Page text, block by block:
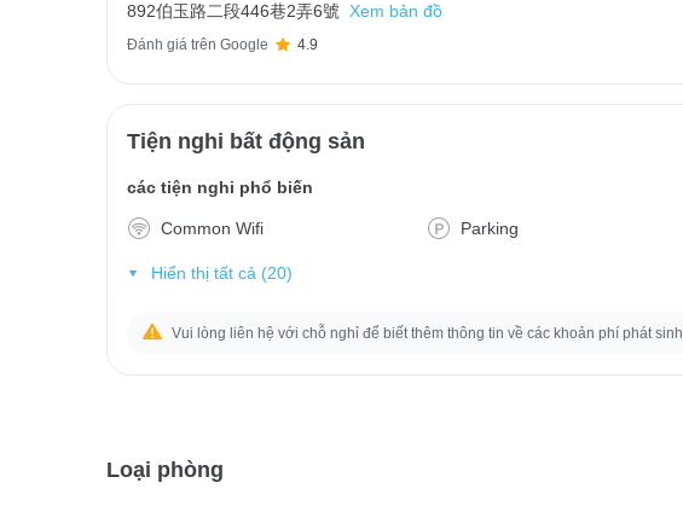
892伯玉路二段446巷2弄6號
Xem bản đồ
Đánh giá trên Google 4.9
Tiện nghi bất động sản
các tiện nghi phổ biến
Common Wifi Parking
Hiển thị tất cả (20)
Vui lòng liên hệ với chỗ nghỉ để biết thêm thông tin về các khoản phí phát sinh.
Loại phòng